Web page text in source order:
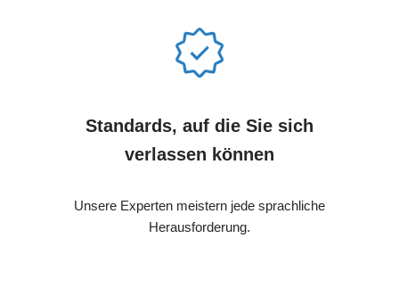
Standards, auf die Sie sich
verlassen können
Unsere Experten meistern jede sprachliche
Herausforderung.